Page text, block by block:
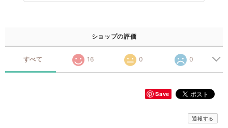
ショップの評価
すべて 16 0 0
Save
通報する